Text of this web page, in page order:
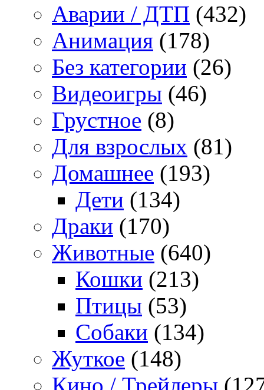
Аварии / ДТП (432)
Анимация (178)
Без категории (26)
Видеоигры (46)
Грустное (8)
Для взрослых (81)
Домашнее (193)
Дети (134)
Драки (170)
Животные (640)
Кошки (213)
Птицы (53)
Собаки (134)
Жуткое (148)
Кино / Трейлеры